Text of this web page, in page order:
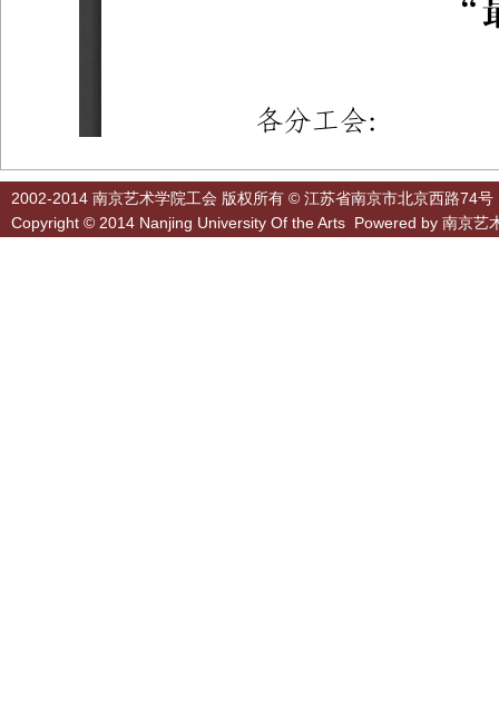
2002-2014 南京艺术学院工会 版权所有 © 江苏省南京市北京西路74号
Copyright © 2014 Nanjing University Of the Arts Powered by 南京艺